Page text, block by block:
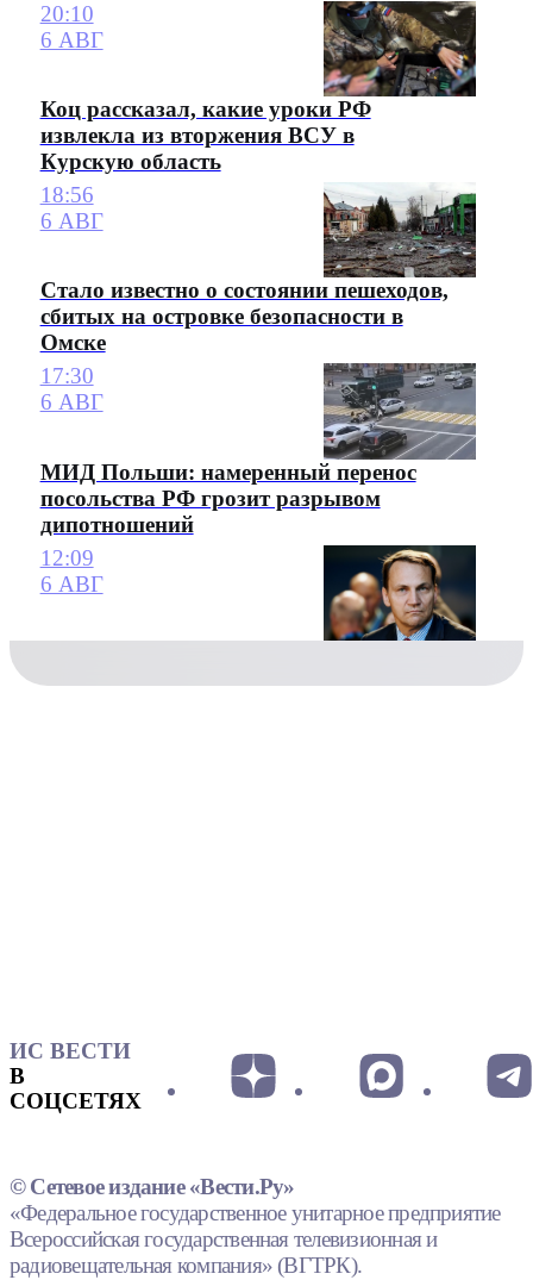
20:10
6 АВГ
Коц рассказал, какие уроки РФ
извлекла из вторжения ВСУ в
Курскую область
18:56
6 АВГ
Стало известно о состоянии пешеходов,
сбитых на островке безопасности в
Омске
17:30
6 АВГ
МИД Польши: намеренный перенос
посольства РФ грозит разрывом
дипотношений
12:09
6 АВГ
ИС ВЕСТИ
В
СОЦСЕТЯХ
© Сетевое издание «Вести.Ру»
«Федеральное государственное унитарное предприятие
Всероссийская государственная телевизионная и
радиовещательная компания» (ВГТРК).